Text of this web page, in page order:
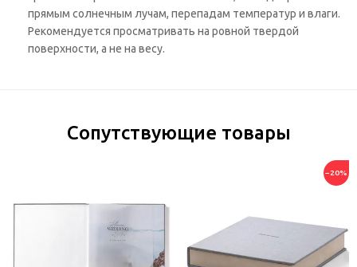
прямым солнечным лучам, перепадам температур и влаги.
Рекомендуется просматривать на ровной твердой
поверхности, а не на весу.
Сопутствующие товары
−20%